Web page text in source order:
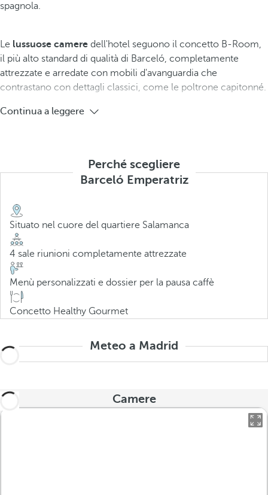
spagnola.
Le lussuose camere dell'hotel seguono il concetto B-Room,
il più alto standard di qualità di Barceló, completamente
attrezzate e arredate con mobili d'avanguardia che
contrastano con dettagli classici, come le poltrone capitonné.
Continua a leggere
Perché scegliere
Barceló Emperatriz
Situato nel cuore del quartiere Salamanca
4 sale riunioni completamente attrezzate
Menù personalizzati e dossier per la pausa caffè
Concetto Healthy Gourmet
Meteo a Madrid
Camere